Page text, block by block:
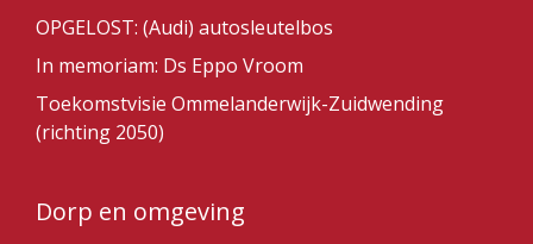
OPGELOST: (Audi) autosleutelbos
In memoriam: Ds Eppo Vroom
Toekomstvisie Ommelanderwijk-Zuidwending
(richting 2050)
Dorp en omgeving